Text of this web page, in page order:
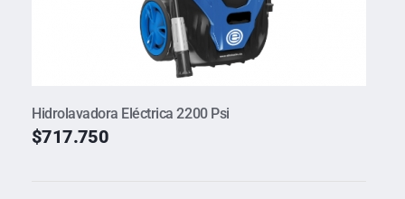
Hidrolavadora Eléctrica 2200 Psi
$717.750